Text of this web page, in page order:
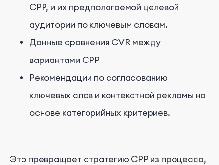
CPP, и их предполагаемой целевой
аудитории по ключевым словам.
Данные сравнения CVR между
вариантами CPP
Рекомендации по согласованию
ключевых слов и контекстной рекламы на
основе категорийных критериев.
Это превращает стратегию CPP из процесса,